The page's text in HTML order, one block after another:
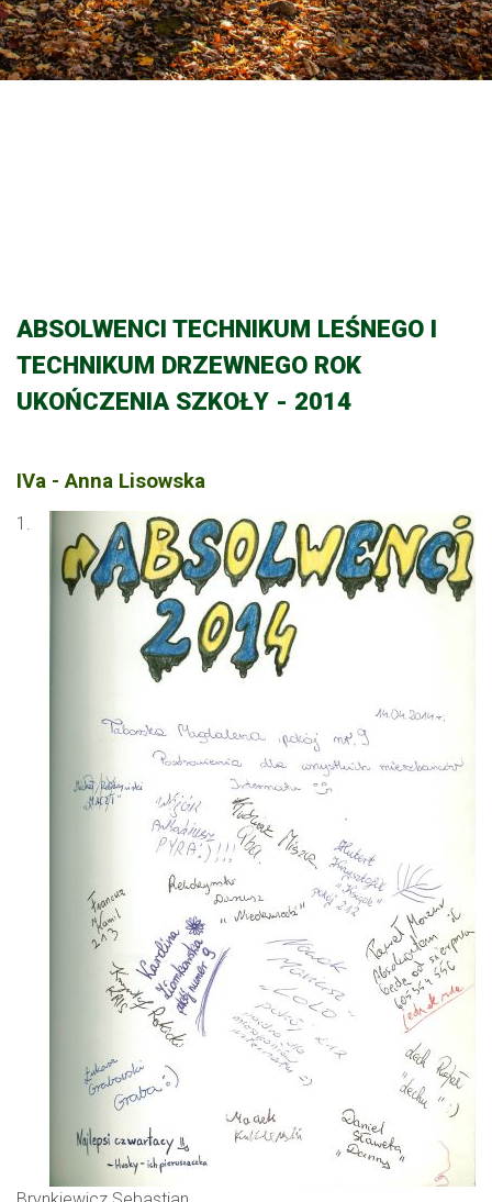
ABSOLWENCI TECHNIKUM LEŚNEGO I
TECHNIKUM DRZEWNEGO ROK
UKOŃCZENIA SZKOŁY - 2014
IVa - Anna Lisowska
1.